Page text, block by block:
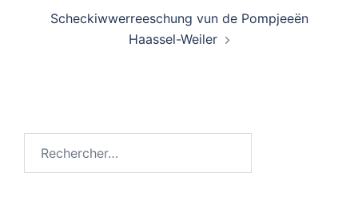
Scheckiwwerreeschung vun de Pompjeeën
Haassel-Weiler